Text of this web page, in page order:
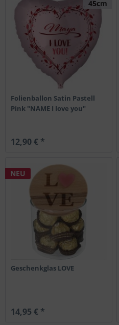
45cm
Folienballon Satin Pastell
Pink "NAME I love you"
12,90 € *
NEU
Geschenkglas LOVE
14,95 € *